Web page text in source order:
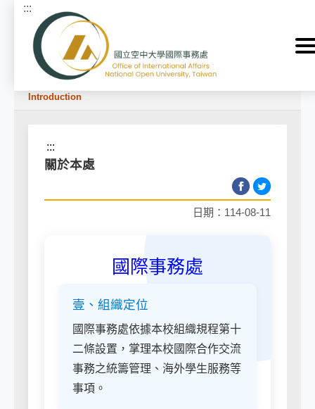
跳到主要內容區塊
:::
>關於本處 About
Introduction
:::
關於本處
日期：114-08-11
國際事務處
壹、組織定位
國際事務處依據本校組織規程第十
二條設置，掌理本校國際合作交流
事務之統籌管理、海外學生服務等
事項。